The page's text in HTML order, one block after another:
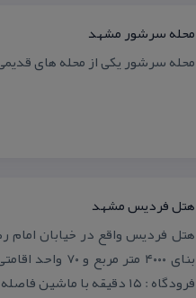
محله سرشور مشهد
محله سرشور یكی از محله های
هتل فردیس مشهد
بنای ۴۰۰۰
فرودگاه : ۱۵ دقیقه با ماشین فاصله از حرم :۱۰ دقیقه پیاده